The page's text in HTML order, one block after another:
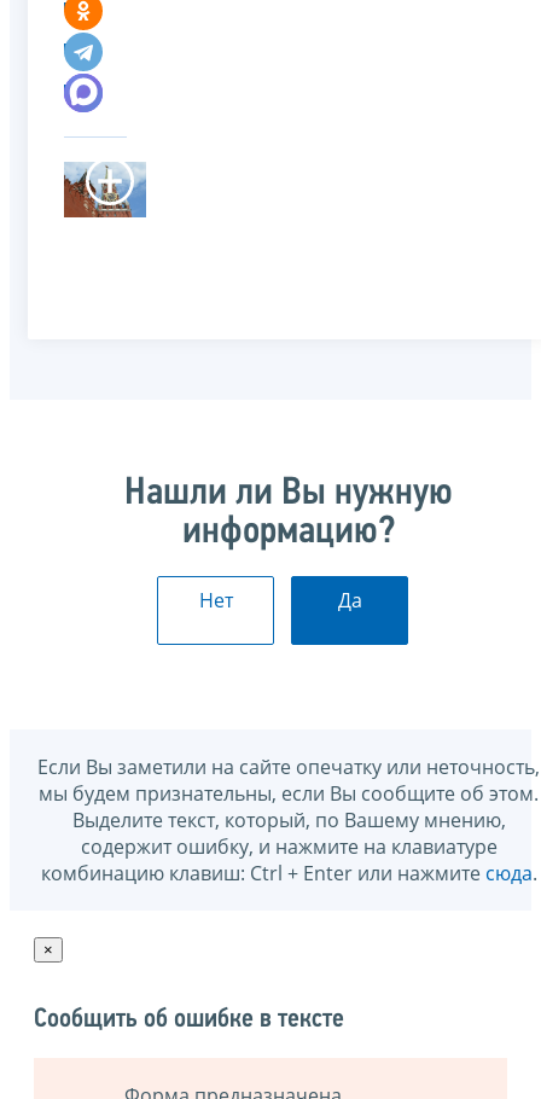
Нашли ли Вы нужную
информацию?
Нет Да
Если Вы заметили на сайте опечатку или неточность,
мы будем признательны, если Вы сообщите об этом.
Выделите текст, который, по Вашему мнению,
содержит ошибку, и нажмите на клавиатуре
комбинацию клавиш: Ctrl + Enter или нажмите сюда.
×
Сообщить об ошибке в тексте